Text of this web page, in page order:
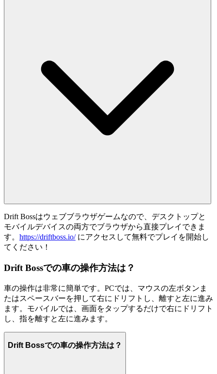
Drift Bossはウェブブラウザゲームなので、デスクトップと
モバイルデバイスの両方でブラウザから直接プレイできま
す。 https://driftboss.io/にアクセスして無料でプレイを開始し
てください！
Drift Bossでの車の操作方法は？
車の操作は非常に簡単です。PCでは、マウスの左ボタンま
たはスペースバーを押して右にドリフトし、離すと左に進み
ます。モバイルでは、画面をタップするだけで右にドリフト
し、指を離すと左に進みます。
Drift Bossでの車の操作方法は？